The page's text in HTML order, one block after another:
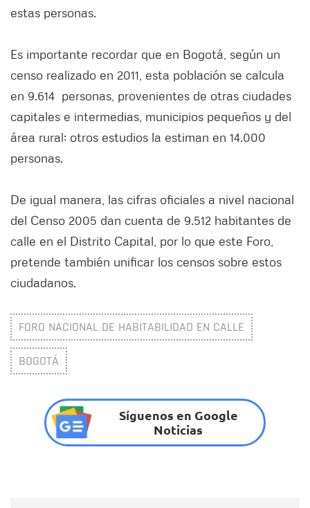
estas personas.
Es importante recordar que en Bogotá, según un
censo realizado en 2011, esta población se calcula
en 9.614 personas, provenientes de otras ciudades
capitales e intermedias, municipios pequeños y del
área rural; otros estudios la estiman en 14.000
personas.
De igual manera, las cifras oficiales a nivel nacional
del Censo 2005 dan cuenta de 9.512 habitantes de
calle en el Distrito Capital, por lo que este Foro,
pretende también unificar los censos sobre estos
ciudadanos.
FORO NACIONAL DE HABITABILIDAD EN CALLE
BOGOTÁ
Síguenos en Google
Noticias